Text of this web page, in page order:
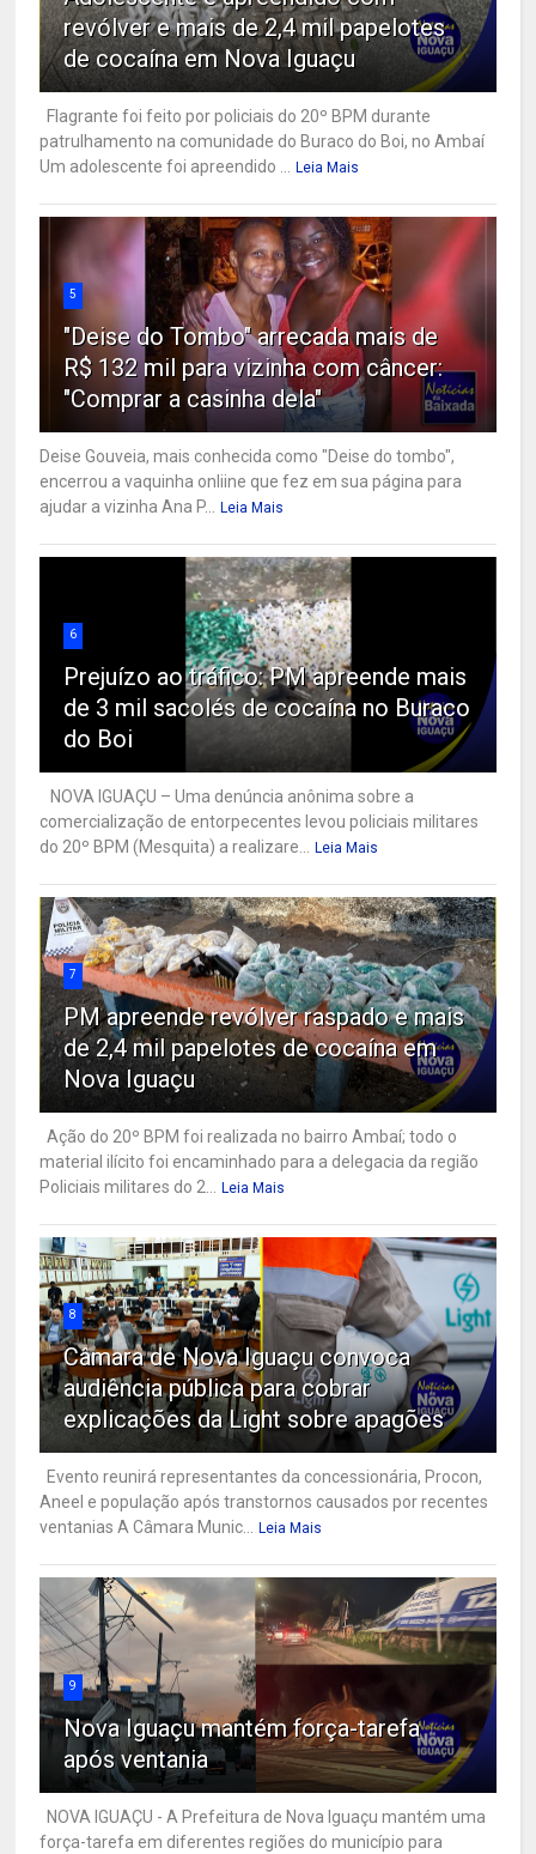
revólver e mais de 2,4 mil papelotes
de cocaína em Nova Iguaçu
Flagrante foi feito por policiais do 20º BPM durante
patrulhamento na comunidade do Buraco do Boi, no Ambaí
Um adolescente foi apreendido ...
Leia Mais
5
"Deise do Tombo" arrecada mais de
R$ 132 mil para vizinha com câncer:
"Comprar a casinha dela"
Deise Gouveia, mais conhecida como "Deise do tombo",
encerrou a vaquinha onliine que fez em sua página para
ajudar a vizinha Ana P...
Leia Mais
6
Prejuízo ao tráfico: PM apreende mais
de 3 mil sacolés de cocaína no Buraco
do Boi
NOVA IGUAÇU – Uma denúncia anônima sobre a
comercialização de entorpecentes levou policiais militares
do 20º BPM (Mesquita) a realizare...
Leia Mais
7
PM apreende revólver raspado e mais
de 2,4 mil papelotes de cocaína em
Nova Iguaçu
Ação do 20º BPM foi realizada no bairro Ambaí; todo o
material ilícito foi encaminhado para a delegacia da região
Policiais militares do 2...
Leia Mais
8
Câmara de Nova Iguaçu convoca
audiência pública para cobrar
explicações da Light sobre apagões
Evento reunirá representantes da concessionária, Procon,
Aneel e população após transtornos causados por recentes
ventanias A Câmara Munic...
Leia Mais
9
Nova Iguaçu mantém força-tarefa
após ventania
NOVA IGUAÇU - A Prefeitura de Nova Iguaçu mantém uma
força-tarefa em diferentes regiões do município para